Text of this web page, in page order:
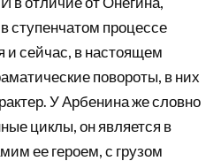
ступенчатом процессе
и сейчас, в настоящем
повороты, в них
У Арбенина же словно
циклы, он является в
ее героем, с грузом